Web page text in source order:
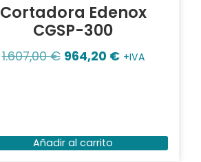
Cortadora Edenox
CGSP-300
1.607,00€ 964,20 € +IVA
Añadir al carrito